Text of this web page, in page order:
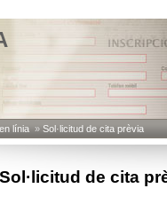
línia » Sol·licitud de cita prèvia
Sol·licitud de cita